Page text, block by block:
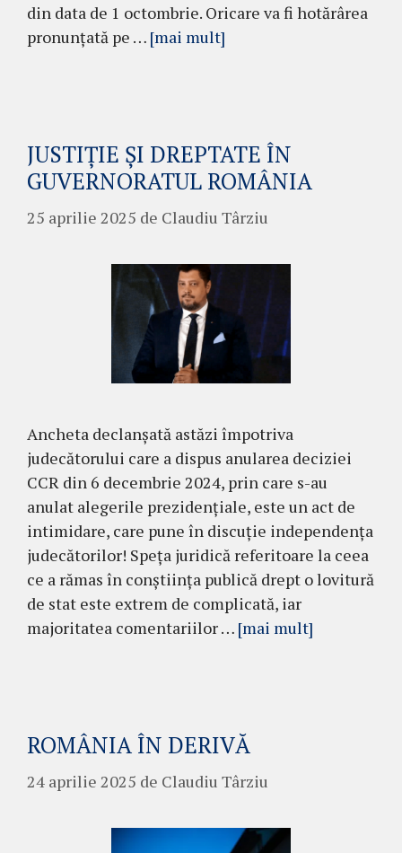
din data de 1 octombrie. Oricare va fi hotărârea
pronunțată pe … [mai mult]
JUSTIȚIE ȘI DREPTATE ÎN
GUVERNORATUL ROMÂNIA
25 aprilie 2025 de Claudiu Târziu
Ancheta declanșată astăzi împotriva
judecătorului care a dispus anularea deciziei
CCR din 6 decembrie 2024, prin care s-au
anulat alegerile prezidențiale, este un act de
intimidare, care pune în discuție independența
judecătorilor! Speța juridică referitoare la ceea
ce a rămas în conștiința publică drept o lovitură
de stat este extrem de complicată, iar
majoritatea comentariilor … [mai mult]
ROMÂNIA ÎN DERIVĂ
24 aprilie 2025 de Claudiu Târziu